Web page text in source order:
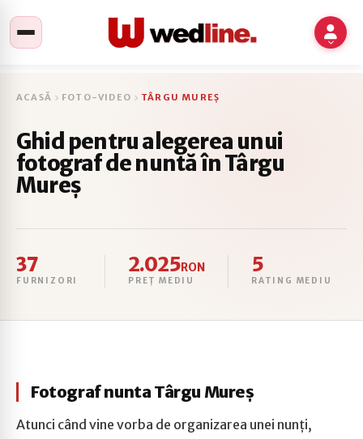
ACASĂ FOTO-VIDEO TÂRGU MUREȘ
Ghid pentru alegerea unui
fotograf de nuntă în Târgu
Mureș
37
FURNIZORI
2.025RON
PREȚ MEDIU
5
RATING MEDIU
Fotograf nunta Târgu Mureș
Atunci când vine vorba de organizarea unei nunți,